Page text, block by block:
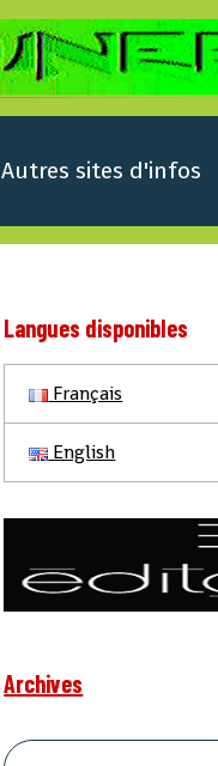
Autres sites d'infos
Langues disponibles
Français
English
Archives